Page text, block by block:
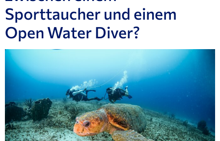
Sporttaucher und einem
Open Water Diver?